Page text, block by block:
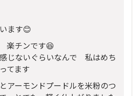
ます😊
楽チンです😆
じないぐらいなんで 私はめち
てます
アーモンドプードルを米粉のつ